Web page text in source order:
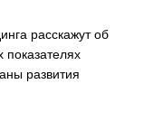
расскажут об
развития